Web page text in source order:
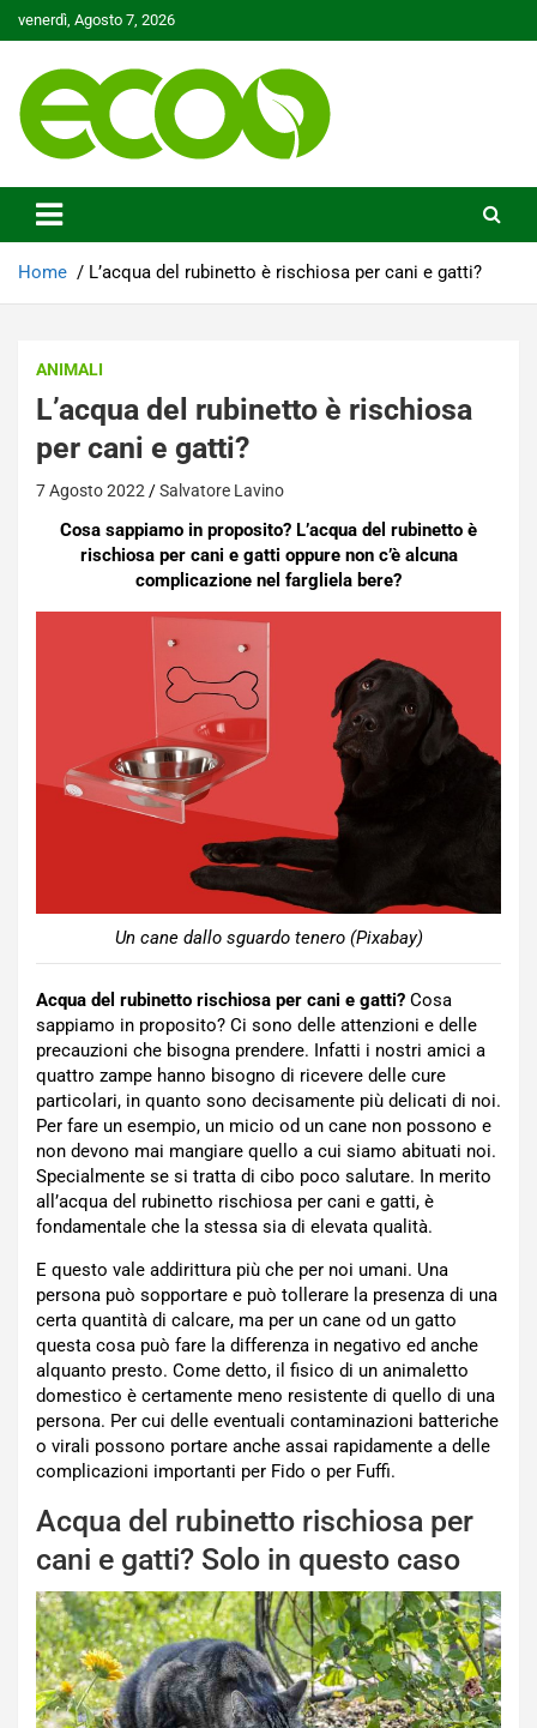
to
venerdì, Agosto 7, 2026
Ecoo.it
Home L’acqua del rubinetto è rischiosa per cani e gatti?
ANIMALI
L’acqua del rubinetto è rischiosa
per cani e gatti?
7 Agosto 2022 Salvatore Lavino
Cosa sappiamo in proposito? L’acqua del rubinetto è
rischiosa per cani e gatti oppure non c’è alcuna
complicazione nel fargliela bere?
Un cane dallo sguardo tenero (Pixabay)
Acqua del rubinetto rischiosa per cani e gatti? Cosa
sappiamo in proposito? Ci sono delle attenzioni e delle
precauzioni che bisogna prendere. Infatti i nostri amici a
quattro zampe hanno bisogno di ricevere delle cure
particolari, in quanto sono decisamente più delicati di noi.
Per fare un esempio, un micio od un cane non possono e
non devono mai mangiare quello a cui siamo abituati noi.
Specialmente se si tratta di cibo poco salutare. In merito
all’acqua del rubinetto rischiosa per cani e gatti, è
fondamentale che la stessa sia di elevata qualità.
E questo vale addirittura più che per noi umani. Una
persona può sopportare e può tollerare la presenza di una
certa quantità di calcare, ma per un cane od un gatto
questa cosa può fare la differenza in negativo ed anche
alquanto presto. Come detto, il fisico di un animaletto
domestico è certamente meno resistente di quello di una
persona. Per cui delle eventuali contaminazioni batteriche
o virali possono portare anche assai rapidamente a delle
complicazioni importanti per Fido o per Fuffi.
Acqua del rubinetto rischiosa per
cani e gatti? Solo in questo caso